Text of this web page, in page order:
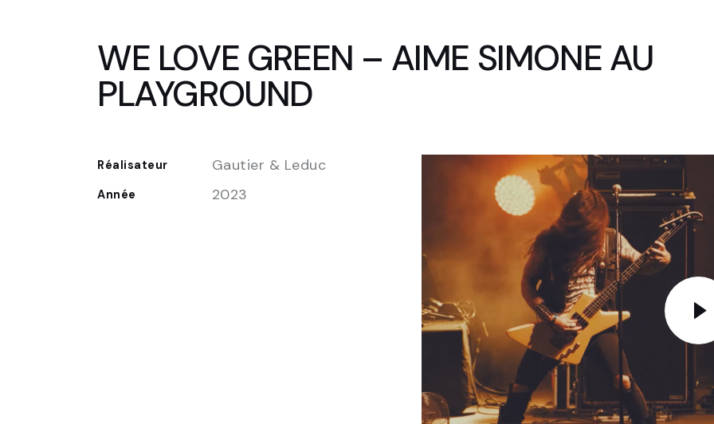
WE LOVE GREEN – AIME SIMONE AU
PLAYGROUND
Réalisateur Gautier & Leduc
Année 2023